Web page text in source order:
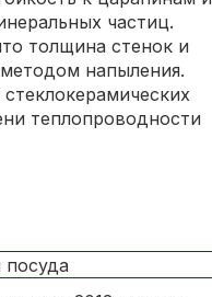
частиц.
толщина стенок и
напыления.
теплопроводности